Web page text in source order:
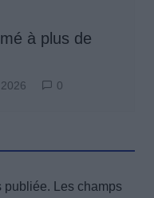
à plus de
0
publiée.
Les champs